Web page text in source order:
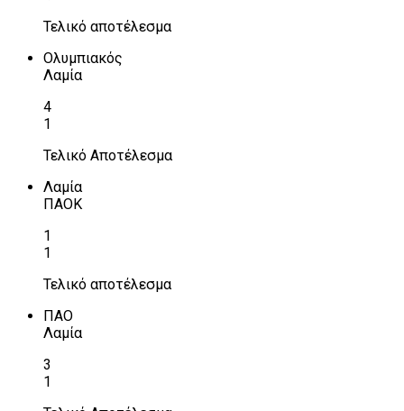
Τελικό αποτέλεσμα
Ολυμπιακός
Λαμία
4
1
Τελικό Αποτέλεσμα
Λαμία
ΠΑΟΚ
1
1
Τελικό αποτέλεσμα
ΠΑΟ
Λαμία
3
1